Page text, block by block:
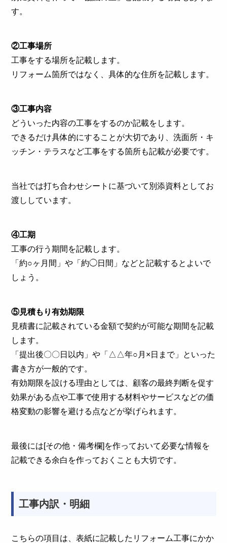
す。
②工事場所
工事をする場所を記載します。
リフォーム箇所ではなく、具体的な住所を記載します。
③工事内容
どういった内容の工事をするのか記載をします。
できるだけ具体的にすることが大切であり、洗面所・キ
ッチン・テラスなど工事をする箇所も記載が必要です。
当社では打ち合わせシートに基づいて別添資料としてお
渡ししています。
④工期
工事の行う期間を記載します。
「約○ヶ月間」や「約◯日間」などと記載するとよいで
しょう。
⑤見積もり有効期限
見積書に記載されている金額で契約が可能な期間を記載
します。
「提出後〇〇日以内」や「△△年○月×日まで」といった
書き方が一般的です。
有効期限を設ける理由としては、顧客の最終判断を促す
効果がある点や工事で使用する材料やサービスなどの価
格変動の影響を避ける点などが挙げられます。
最後には[その他・備考欄]を作っておいて必要な情報を
記載できる余白を作っておくことも大切です。
工事内訳・明細
こちらの項目は、表紙に記載したリフォーム工事にかか